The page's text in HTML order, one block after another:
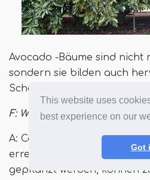
This website uses
best experience on our
Got
Avocado -Bäume sind nicht
sondern sie bilden auch
Schattenbäume. Quelle:
F: Wie groß wachsen Hass -
A: Container wachsen Hass-
erreichen 5-7 Fuß.
gepflanzt werden, können